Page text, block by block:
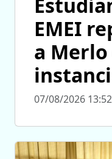
EMEI
a Merlo
07/08/2026 13:52